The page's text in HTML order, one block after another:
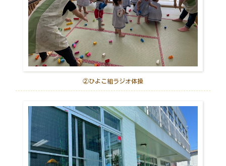
②ひよこ組ラジオ体操